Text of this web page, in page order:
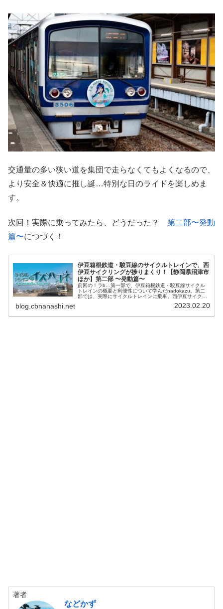
交通量の多い狭い道を集団で走らなくてもよくなるので、
より安全＆快適に推し誕…特別な日のライドを楽しめま
す。
次回！実際に乗ってみたら、どうだった？ 第二部〜発動
篇〜につづく！
伊豆箱根鉄道・駿豆線のサイクルトレインで、西
伊豆サイクリングが捗りまくり！【静岡県沼津市
ほか】第二部 〜発動篇〜
前回の！ラb…第一部で、伊豆箱根鉄道・駿豆線サイクル
トレインの概要と利便性について学んだnadokazu。第二
部では、実際にサイクルトレインに乗車。西伊豆サイクリ
blog.cbnanashi.net 2023.02.20
著者
などかず